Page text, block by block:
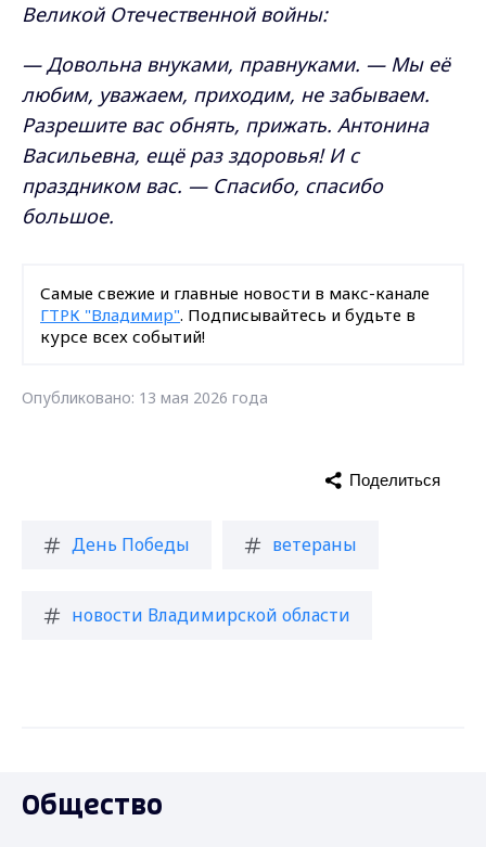
Великой Отечественной войны:
— Довольна внуками, правнуками. — Мы её
любим, уважаем, приходим, не забываем.
Разрешите вас обнять, прижать. Антонина
Васильевна, ещё раз здоровья! И с
праздником вас. — Спасибо, спасибо
большое.
Самые свежие и главные новости в макс-канале
ГТРК "Владимир". Подписывайтесь и будьте в
курсе всех событий!
Опубликовано: 13 мая 2026 года
День Победы ветераны
новости Владимирской области
Поделиться
Общество